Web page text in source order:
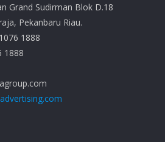
Grand Sudirman Blok D.18
Pekanbaru Riau.
1888
1888